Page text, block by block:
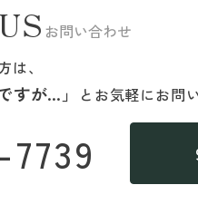
お問い合わせ
、
すが…」 と お気軽にお問